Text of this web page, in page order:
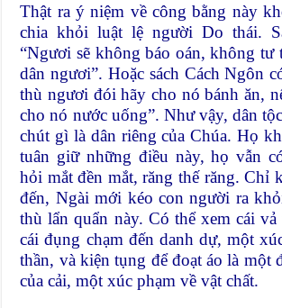
Thật ra ý niệm về công bằng này
chia khỏi luật lệ người Do thái.
“Ngươi sẽ không báo oán, không tư
dân ngươi”. Hoặc sách Cách Ngôn
thù ngươi đói hãy cho nó bánh ăn,
cho nó nước uống”. Như vậy, dân
chút gì là dân riêng của Chúa. Họ
tuân giữ những điều này, họ vẫn
hỏi mắt đền mắt, răng thế răng. Chỉ
đến, Ngài mới kéo con người ra
thù lẩn quẩn này. Có thể xem cái
cái đụng chạm đến danh dự, một
thần, và kiện tụng để đoạt áo là một
của cải, một xúc phạm về vật chất.